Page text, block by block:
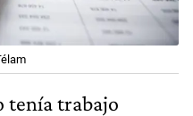
tenía trabajo